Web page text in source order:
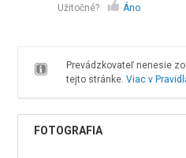
Užitočné? Áno
Prevádzkovateľ nenesie
tejto stránke. Viac v
FOTOGRAFIA